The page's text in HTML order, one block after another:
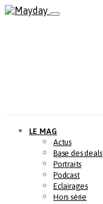
LE MAG
Actus
Base des deals
Portraits
Podcast
Eclairages
Hors série